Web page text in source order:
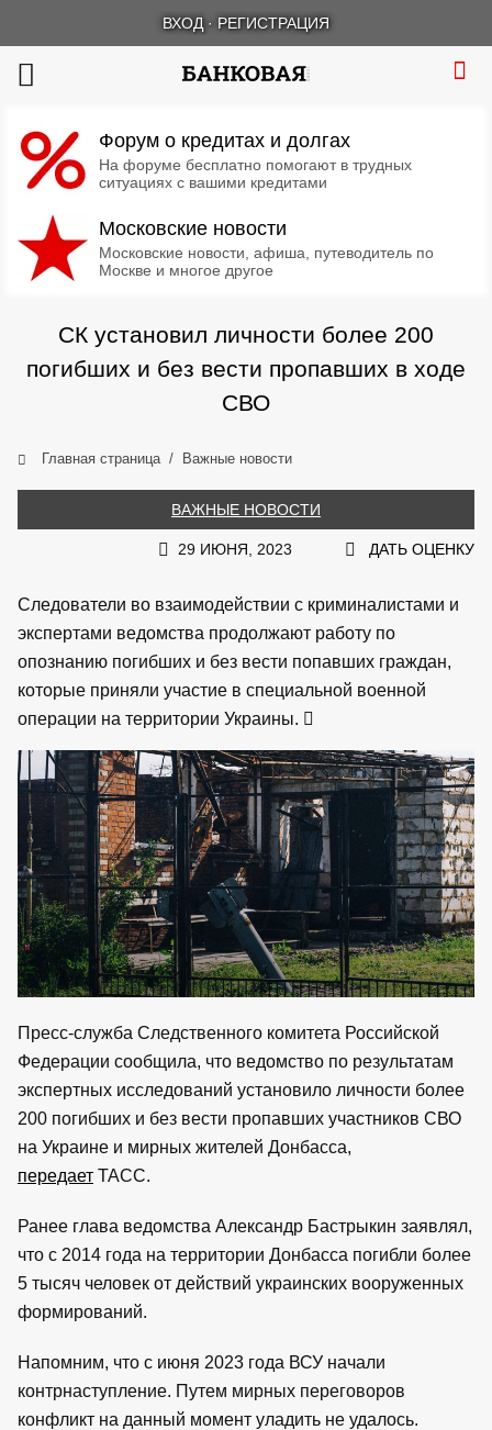
ВХОД · РЕГИСТРАЦИЯ
Форум о кредитах и долгах
На форуме бесплатно помогают в трудных
ситуациях с вашими кредитами
Московские новости
Московские новости, афиша, путеводитель по
Москве и многое другое
СК установил личности более 200
погибших и без вести пропавших в ходе
СВО
Главная страница Важные новости
ВАЖНЫЕ НОВОСТИ
29 ИЮНЯ, 2023 ДАТЬ ОЦЕНКУ
Следователи во взаимодействии с криминалистами и
экспертами ведомства продолжают работу по
опознанию погибших и без вести попавших граждан,
которые приняли участие в специальной военной
операции на территории Украины.
Пресс-служба Следственного комитета Российской
Федерации сообщила, что ведомство по результатам
экспертных исследований установило личности более
200 погибших и без вести пропавших участников СВО
на Украине и мирных жителей Донбасса,
передает ТАСС.
Ранее глава ведомства Александр Бастрыкин заявлял,
что с 2014 года на территории Донбасса погибли более
5 тысяч человек от действий украинских вооруженных
формирований.
Напомним, что с июня 2023 года ВСУ начали
контрнаступление. Путем мирных переговоров
конфликт на данный момент уладить не удалось.